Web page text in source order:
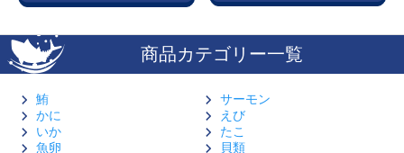
商品カテゴリー一覧
鮪
サーモン
かに
えび
いか
たこ
魚卵
貝類